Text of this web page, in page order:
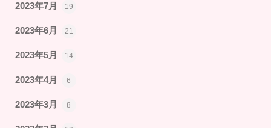
2023年7月 19
2023年6月 21
2023年5月 14
2023年4月 6
2023年3月 8